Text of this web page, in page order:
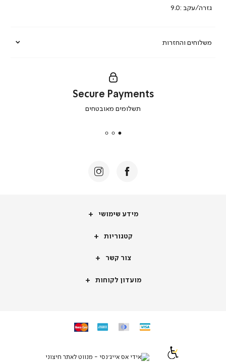
משלוחים והחזרות
גזרה/עקב :9.0
secure
Secure Payments
תשלומים מאובטחים
מידע
מידע שימושי
קטגוריותקטגוריות
צור
צור קשר
מועדון
מועדון לקוחות